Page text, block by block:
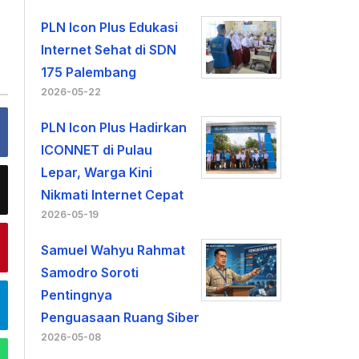
PLN Icon Plus Edukasi
Internet Sehat di SDN
175 Palembang
2026-05-22
PLN Icon Plus Hadirkan
ICONNET di Pulau
Lepar, Warga Kini
Nikmati Internet Cepat
2026-05-19
Samuel Wahyu Rahmat
Samodro Soroti
Pentingnya
Penguasaan Ruang Siber
2026-05-08